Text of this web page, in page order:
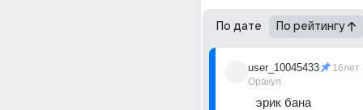
По дате По рейтингу
user_10045433
Оракул
16лет
эрик бана